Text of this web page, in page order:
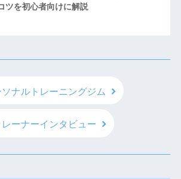
ツを初心者向けに解説
ナルトレーニングジム
レーナーインタビュー